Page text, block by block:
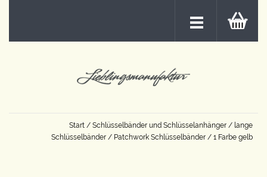
Start / Schlüsselbänder und Schlüsselanhänger / lange
Schlüsselbänder / Patchwork Schlüsselbänder / 1 Farbe gelb